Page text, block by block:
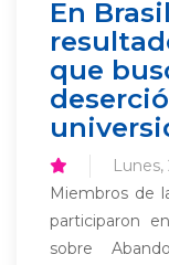
En
que
Lunes,
Miembros de
participaron
sobre